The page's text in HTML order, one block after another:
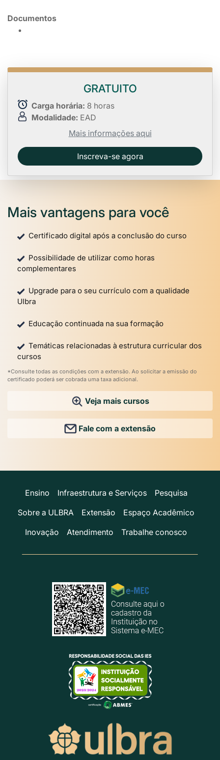
Documentos
GRATUITO
Carga horária: 8 horas
Modalidade: EAD
Mais informações aqui
Inscreva-se agora
Mais vantagens para você
Certificado digital após a conclusão do curso
Possibilidade de utilizar como horas
complementares
Upgrade para o seu currículo com a qualidade
Ulbra
Educação continuada na sua formação
Temáticas relacionadas à estrutura curricular dos
cursos
*Consulte todas as condições com a extensão. Ao solicitar a emissão do
certificado poderá ser cobrada uma taxa adicional.
Veja mais cursos
Fale com a extensão
Ensino Infraestrutura e Serviços
Pesquisa
Sobre a ULBRA
Extensão
Espaço Acadêmico
Inovação
Atendimento Trabalhe conosco